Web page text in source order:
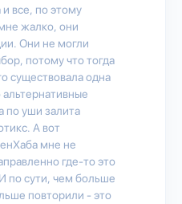
и все, по этому
жалко, они
Они не могли
потому что тогда
существовала одна
альтернативные
по уши залита
А вот
мне не
где-то это
по сути, чем больше
повторили - это